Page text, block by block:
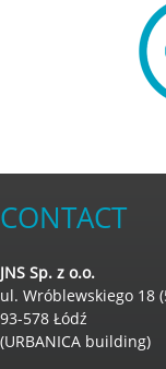
CONTACT
JNS Sp. z o.o.
ul. Wróblewskiego 18
93-578 Łódź
(URBANICA building)